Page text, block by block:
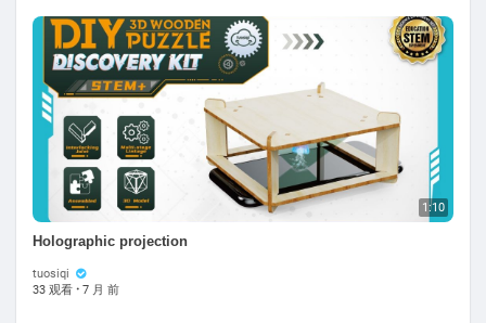
1:10
Holographic projection
tuosiqi
33 观看 · 7 月 前